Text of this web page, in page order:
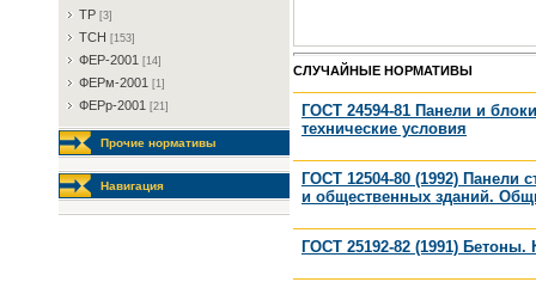
TP [3]
TCH [153]
ФEP-2001 [14]
ФEPм-2001 [1]
ФEPp-2001 [21]
Прочие нормативы
Навигация
СЛУЧАЙНЫЕ НОРМАТИВЫ
ГОСТ 24594-81 Панели и
технические условия
ГОСТ 12504-80 (1992) Панели
и общественных зданий.
ГОСТ 25192-82 (1991)